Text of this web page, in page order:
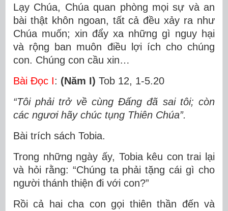
Lạy Chúa, Chúa quan phòng mọi sự và an
bài thật khôn ngoan, tất cả đều xảy ra như
Chúa muốn; xin đẩy xa những gì nguy hại
và rộng ban muôn điều lợi ích cho chúng
con. Chúng con cầu xin…
Bài Ðọc I: (Năm I) Tob 12, 1-5.20
“Tôi phải trở về cùng Ðấng đã sai tôi; còn
các ngươi hãy chúc tụng Thiên Chúa”.
Bài trích sách Tobia.
Trong những ngày ấy, Tobia kêu con trai lại
và hỏi rằng: “Chúng ta phải tặng cái gì cho
người thánh thiện đi với con?”
Rồi cả hai cha con gọi thiên thần đến và